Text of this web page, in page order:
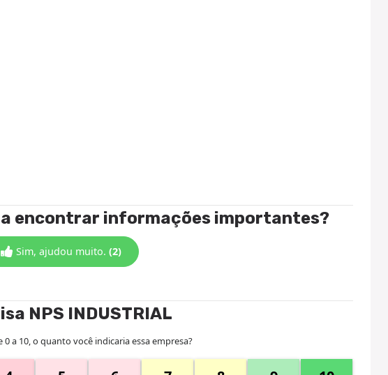
a encontrar informações importantes?
Sim, ajudou muito. (2)
NPS INDUSTRIAL
0 a 10, o quanto você indicaria essa empresa?